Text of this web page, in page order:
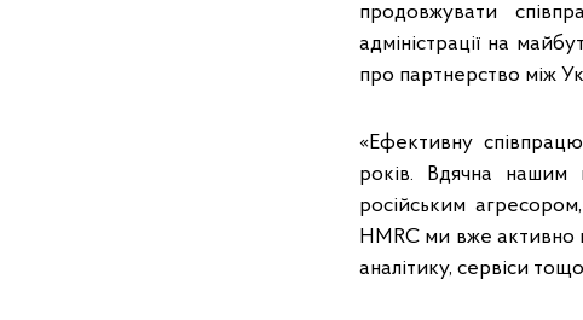
продовжувати
адміністрації на
про партнерство між
«Ефективну
років. Вдячна нашим
російським
HMRC ми вже активно
аналітику, сервіси